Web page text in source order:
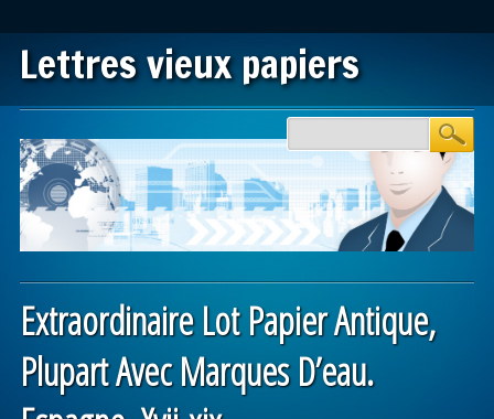
Lettres vieux papiers
Main menu
Extraordinaire Lot Papier Antique,
Plupart Avec Marques D’eau.